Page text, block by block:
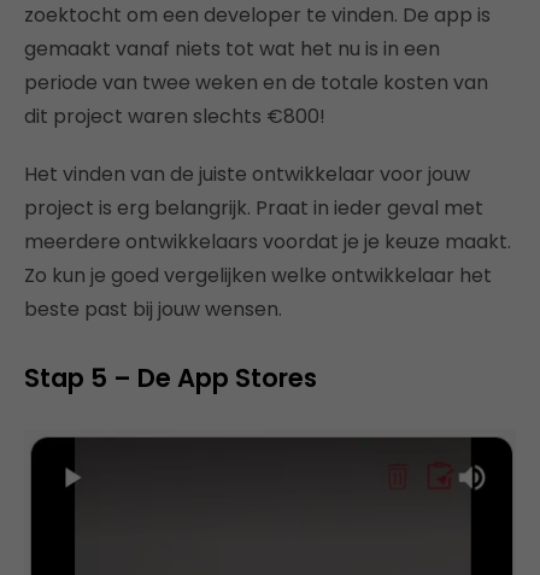
zoektocht om een developer te vinden. De app is
gemaakt vanaf niets tot wat het nu is in een
periode van twee weken en de totale kosten van
dit project waren slechts €800!
Het vinden van de juiste ontwikkelaar voor jouw
project is erg belangrijk. Praat in ieder geval met
meerdere ontwikkelaars voordat je je keuze maakt.
Zo kun je goed vergelijken welke ontwikkelaar het
beste past bij jouw wensen.
Stap 5 – De App Stores